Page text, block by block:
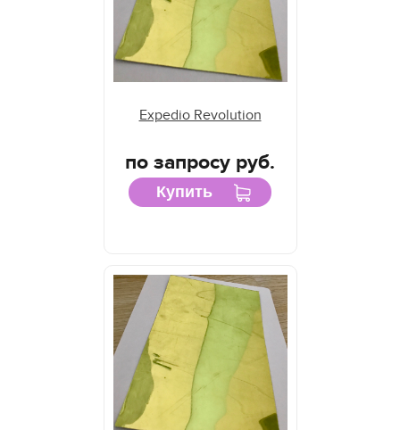
Expedio Revolution
по запросу руб.
Купить